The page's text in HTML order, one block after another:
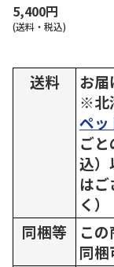
5,400円
(送料・税込)
送料
お届
※北
ペッ
ご
込）
はご
く）
同梱等
この
同梱